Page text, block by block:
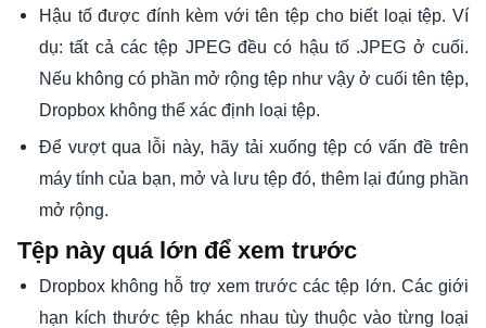
Hậu tố được đính kèm với tên tệp cho biết loại tệp. Ví
dụ: tất cả các tệp JPEG đều có hậu tố .JPEG ở cuối.
Nếu không có phần mở rộng tệp như vậy ở cuối tên tệp,
Dropbox không thể xác định loại tệp.
Để vượt qua lỗi này, hãy tải xuống tệp có vấn đề trên
máy tính của bạn, mở và lưu tệp đó, thêm lại đúng phần
mở rộng.
Tệp này quá lớn để xem trước
Dropbox không hỗ trợ xem trước các tệp lớn. Các giới
hạn kích thước tệp khác nhau tùy thuộc vào từng loại